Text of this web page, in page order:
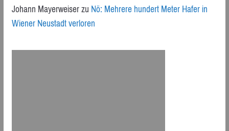
Johann MayerweiserzuNö: Mehrere hundert Meter Hafer in
Wiener Neustadt verloren